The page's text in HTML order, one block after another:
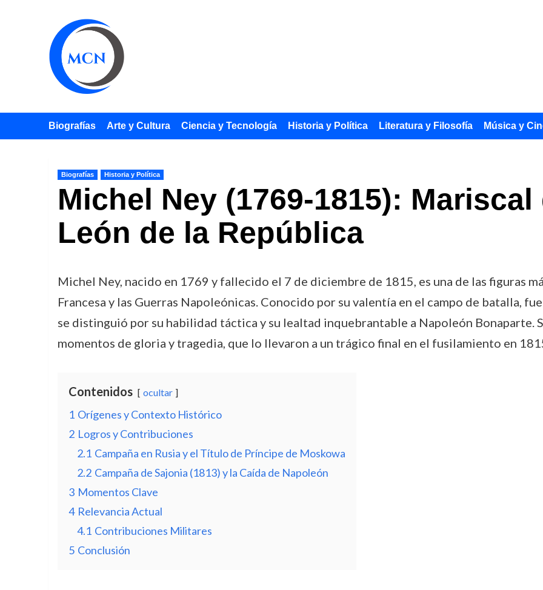
Biografías Arte y Cultura Ciencia y Tecnología Historia y Política Literatura y Filosofía Música y
Biografías Historia y Política
Michel Ney (1769-1815):
León de la República
Michel Ney, nacido en 1769 y fallecido el 7 de diciembre de 1815, es una de las figuras
Francesa y las Guerras Napoleónicas. Conocido por su valentía en el campo de batalla,
se distinguió por su habilidad táctica y su lealtad inquebrantable a Napoleón Bonaparte.
momentos de gloria y tragedia, que lo llevaron a un trágico final en el fusilamiento en
Contenidos ocultar
1 Orígenes y Contexto Histórico
2 Logros y Contribuciones
2.1 Campaña en Rusia y el Título de Príncipe de Moskowa
2.2 Campaña de Sajonia (1813) y la Caída de Napoleón
3 Momentos Clave
4 Relevancia Actual
4.1 Contribuciones Militares
5 Conclusión